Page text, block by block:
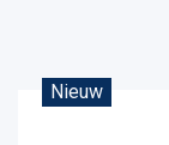
Nieuw